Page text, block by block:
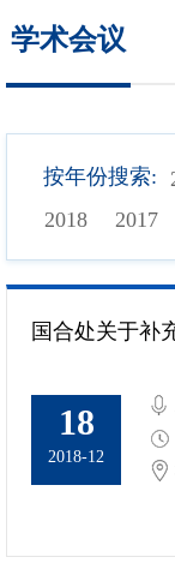
学术会议
按年份搜索:
2018
2017
国合处关于补
18
2018-12